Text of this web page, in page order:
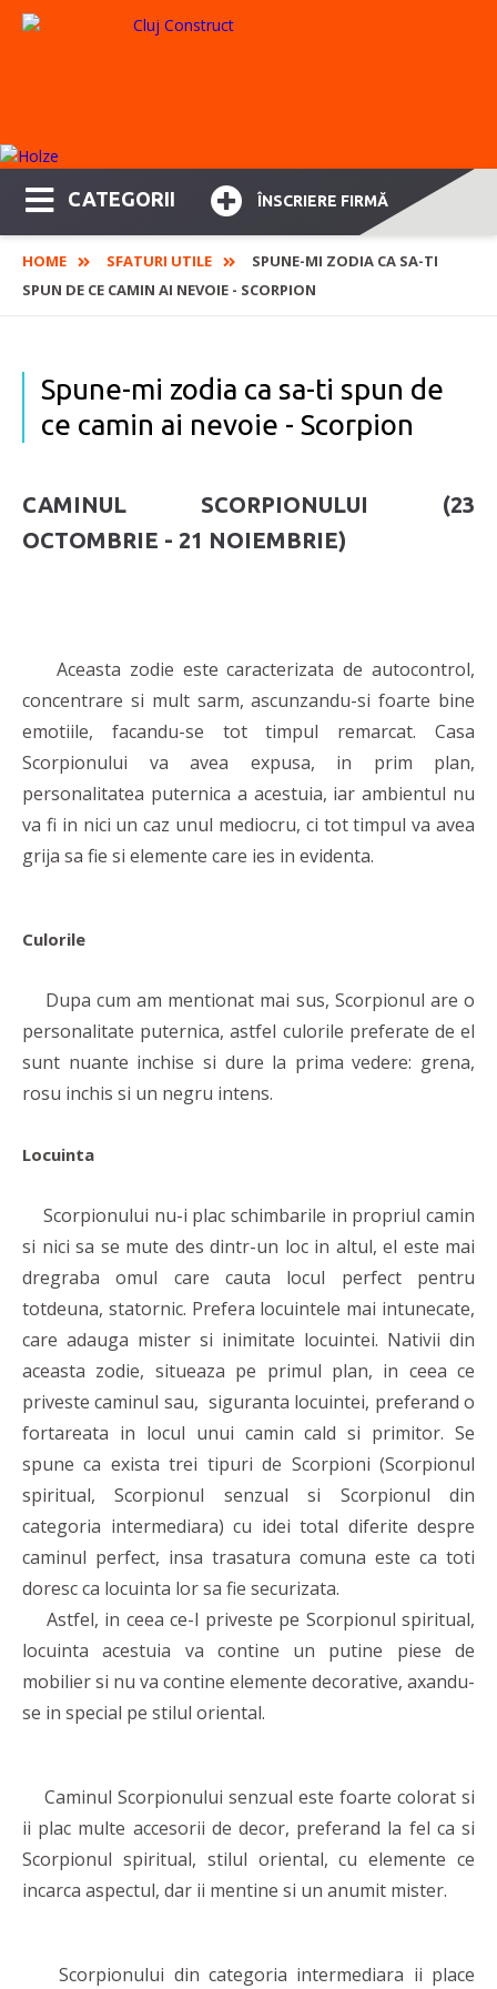
CATEGORII ÎNSCRIERE FIRMĂ
HOME SFATURI UTILE
SPUNE-MI ZODIA CA SA-TI
SPUN DE CE CAMIN AI NEVOIE - SCORPION
Spune-mi zodia ca sa-ti spun de
ce camin ai nevoie - Scorpion
CAMINUL SCORPIONULUI (23
OCTOMBRIE - 21 NOIEMBRIE)
Aceasta zodie este caracterizata de autocontrol,
concentrare si mult sarm, ascunzandu-si foarte bine
emotiile, facandu-se tot timpul remarcat. Casa
Scorpionului va avea expusa, in prim plan,
personalitatea puternica a acestuia, iar ambientul nu
va fi in nici un caz unul mediocru, ci tot timpul va avea
grija sa fie si elemente care ies in evidenta.
Culorile
Dupa cum am mentionat mai sus, Scorpionul are o
personalitate puternica, astfel culorile preferate de el
sunt nuante inchise si dure la prima vedere: grena,
rosu inchis si un negru intens.
Locuinta
Scorpionului nu-i plac schimbarile in propriul camin
si nici sa se mute des dintr-un loc in altul, el este mai
dregraba omul care cauta locul perfect pentru
totdeuna, statornic. Prefera locuintele mai intunecate,
care adauga mister si inimitate locuintei. Nativii din
aceasta zodie, situeaza pe primul plan, in ceea ce
priveste caminul sau, siguranta locuintei, preferand o
fortareata in locul unui camin cald si primitor. Se
spune ca exista trei tipuri de Scorpioni (Scorpionul
spiritual, Scorpionul senzual si Scorpionul din
categoria intermediara) cu idei total diferite despre
caminul perfect, insa trasatura comuna este ca toti
doresc ca locuinta lor sa fie securizata.
Astfel, in ceea ce-l priveste pe Scorpionul spiritual,
locuinta acestuia va contine un putine piese de
mobilier si nu va contine elemente decorative, axandu-
se in special pe stilul oriental.
Caminul Scorpionului senzual este foarte colorat si
ii plac multe accesorii de decor, preferand la fel ca si
Scorpionul spiritual, stilul oriental, cu elemente ce
incarca aspectul, dar ii mentine si un anumit mister.
Scorpionului din categoria intermediara ii place